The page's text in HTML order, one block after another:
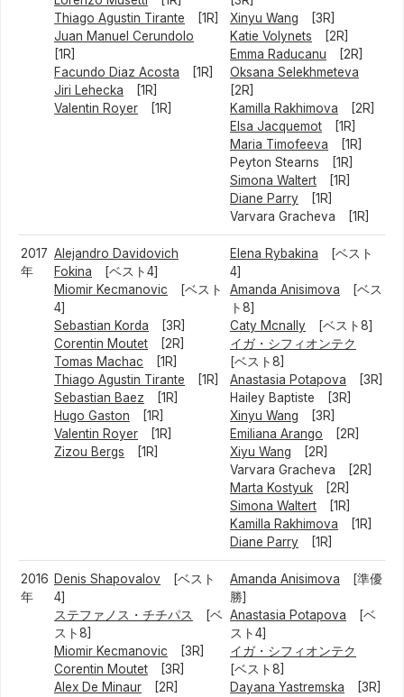
Thiago Agustin Tirante [1R]
Juan Manuel Cerundolo
[1R]
Facundo Diaz Acosta [1R]
Jiri Lehecka [1R]
Valentin Royer [1R]
Xinyu Wang [3R]
Katie Volynets [2R]
Emma Raducanu [2R]
Oksana Selekhmeteva
[2R]
Kamilla Rakhimova [2R]
Elsa Jacquemot [1R]
Maria Timofeeva [1R]
Peyton Stearns [1R]
Simona Waltert [1R]
Diane Parry [1R]
Varvara Gracheva [1R]
2017
年
Alejandro Davidovich
Fokina [ベスト4]
Miomir Kecmanovic [ベスト
4]
Sebastian Korda [3R]
Corentin Moutet [2R]
Tomas Machac [1R]
Thiago Agustin Tirante [1R]
Sebastian Baez [1R]
Hugo Gaston [1R]
Valentin Royer [1R]
Zizou Bergs [1R]
Elena Rybakina [ベスト
4]
Amanda Anisimova [ベス
ト8]
Caty Mcnally [ベスト8]
イガ・シフィオンテク
[ベスト8]
Anastasia Potapova [3R]
Hailey Baptiste [3R]
Xinyu Wang [3R]
Emiliana Arango [2R]
Xiyu Wang [2R]
Varvara Gracheva [2R]
Marta Kostyuk [2R]
Simona Waltert [1R]
Kamilla Rakhimova [1R]
Diane Parry [1R]
2016
年
Denis Shapovalov [ベスト
4]
ステファノス・チチパス
[ベ
スト8]
Miomir Kecmanovic [3R]
Corentin Moutet [3R]
Alex De Minaur [2R]
Amanda Anisimova [準優
勝]
Anastasia Potapova [ベ
スト4]
イガ・シフィオンテク
[ベスト8]
Dayana Yastremska [3R]